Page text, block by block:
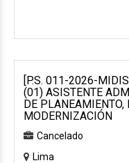
[P.S. 011-2026-
(01) ASISTENTE
DE PLANEAMIENTO,
MODERNIZACIÓN
Cancelado
Lima